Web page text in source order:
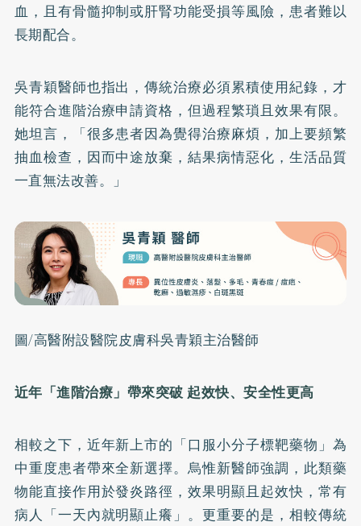
血，且有骨髓抑制或肝腎功能受損等風險，患者難以
長期配合。
吳青穎醫師也指出，傳統治療必須累積使用紀錄，才
能符合進階治療申請資格，但過程繁瑣且效果有限。
她坦言，「很多患者因為覺得治療麻煩，加上要頻繁
抽血檢查，因而中途放棄，結果病情惡化，生活品質
一直無法改善。」
圖/高醫附設醫院皮膚科吳青穎主治醫師
近年「進階治療」帶來突破 起效快、安全性更高
相較之下，近年新上市的「口服小分子標靶藥物」為
中重度患者帶來全新選擇。烏惟新醫師強調，此類藥
物能直接作用於發炎路徑，效果明顯且起效快，常有
病人「一天內就明顯止癢」。更重要的是，相較傳統